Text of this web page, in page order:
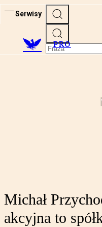
Serwisy
PRO
Michał
akcyjna to